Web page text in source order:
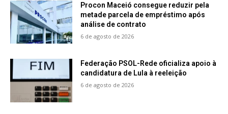
Procon Maceió consegue reduzir pela
metade parcela de empréstimo após
análise de contrato
6 de agosto de 2026
Federação PSOL-Rede oficializa apoio à
candidatura de Lula à reeleição
6 de agosto de 2026